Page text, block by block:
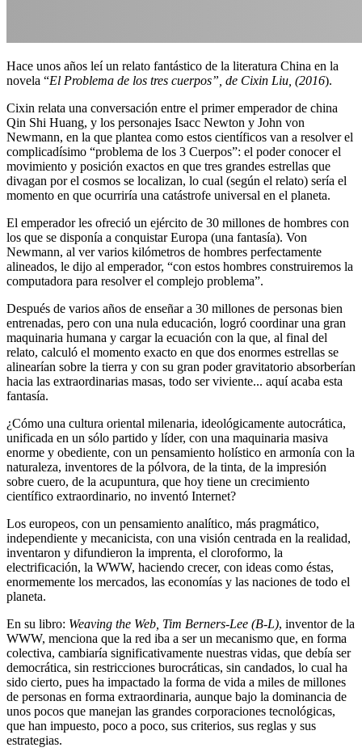
Hace unos años leí un relato fantástico de la literatura China en la
novela “El Problema de los tres cuerpos”, de Cixin Liu, (2016).
Cixin relata una conversación entre el primer emperador de china
Qin Shi Huang, y los personajes Isacc Newton y John von
Newmann, en la que plantea como estos científicos van a resolver el
complicadísimo “problema de los 3 Cuerpos”: el poder conocer el
movimiento y posición exactos en que tres grandes estrellas que
divagan por el cosmos se localizan, lo cual (según el relato) sería el
momento en que ocurriría una catástrofe universal en el planeta.
El emperador les ofreció un ejército de 30 millones de hombres con
los que se disponía a conquistar Europa (una fantasía). Von
Newmann, al ver varios kilómetros de hombres perfectamente
alineados, le dijo al emperador, “con estos hombres construiremos la
computadora para resolver el complejo problema”.
Después de varios años de enseñar a 30 millones de personas bien
entrenadas, pero con una nula educación, logró coordinar una gran
maquinaria humana y cargar la ecuación con la que, al final del
relato, calculó el momento exacto en que dos enormes estrellas se
alinearían sobre la tierra y con su gran poder gravitatorio absorberían
hacia las extraordinarias masas, todo ser viviente... aquí acaba esta
fantasía.
¿Cómo una cultura oriental milenaria, ideológicamente autocrática,
unificada en un sólo partido y líder, con una maquinaria masiva
enorme y obediente, con un pensamiento holístico en armonía con la
naturaleza, inventores de la pólvora, de la tinta, de la impresión
sobre cuero, de la acupuntura, que hoy tiene un crecimiento
científico extraordinario, no inventó Internet?
Los europeos, con un pensamiento analítico, más pragmático,
independiente y mecanicista, con una visión centrada en la realidad,
inventaron y difundieron la imprenta, el cloroformo, la
electrificación, la WWW, haciendo crecer, con ideas como éstas,
enormemente los mercados, las economías y las naciones de todo el
planeta.
En su libro: Weaving the Web, Tim Berners-Lee (B-L), inventor de la
WWW, menciona que la red iba a ser un mecanismo que, en forma
colectiva, cambiaría significativamente nuestras vidas, que debía ser
democrática, sin restricciones burocráticas, sin candados, lo cual ha
sido cierto, pues ha impactado la forma de vida a miles de millones
de personas en forma extraordinaria, aunque bajo la dominancia de
unos pocos que manejan las grandes corporaciones tecnológicas,
que han impuesto, poco a poco, sus criterios, sus reglas y sus
estrategias.